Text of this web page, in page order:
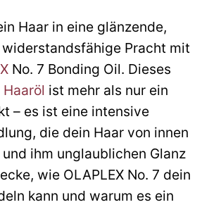
Haar in eine glänzende,
Pracht mit
No. 7 Bonding Oil. Dieses
Haaröl ist mehr als nur ein
– es ist eine intensive
die dein Haar von innen
ihm unglaublichen Glanz
wie OLAPLEX No. 7 dein
kann und warum es ein